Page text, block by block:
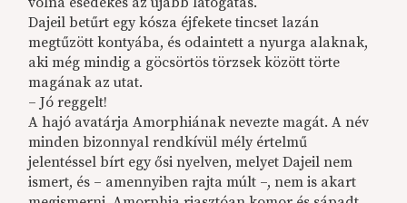
Dajeil betűrt egy kósza éjfekete tincset lazán
megtűzött kontyába, és odaintett a nyurga alaknak,
aki még mindig a göcsörtös törzsek között törte
magának az utat.
– Jó reggelt!
A hajó avatárja Amorphiának nevezte magát. A név
minden bizonnyal rendkívül mély értelmű
jelentéssel bírt egy ősi nyelven, melyet Dajeil nem
ismert, és – amennyiben rajta múlt –, nem is akart